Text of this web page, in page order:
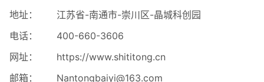
地址：
江苏省-南通市-崇川区-晶城科创园
电话：
400-660-3606
网址：
https://www.shititong.cn
邮箱：
Nantongbaiyi@163.com